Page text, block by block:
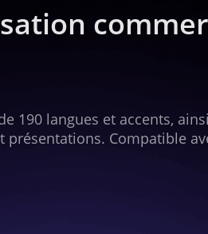
190 langues et accents,
Compatible